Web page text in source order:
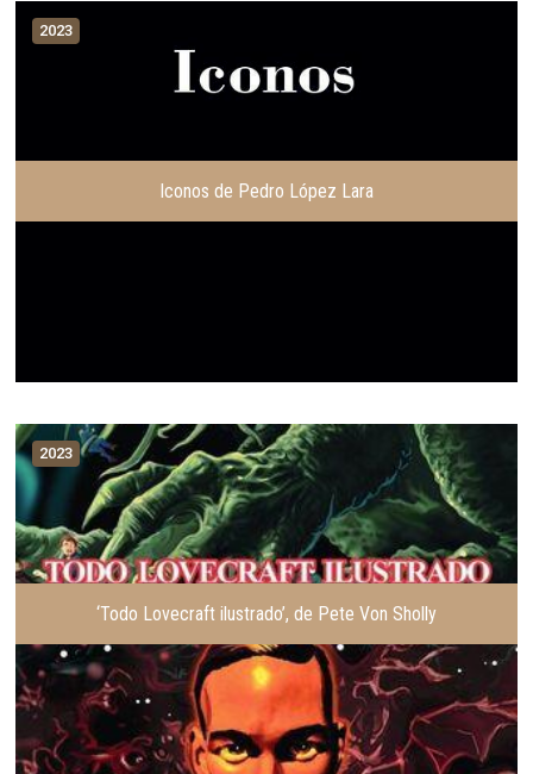
2023
Iconos de Pedro López Lara
2023
‘Todo Lovecraft ilustrado’, de Pete Von Sholly